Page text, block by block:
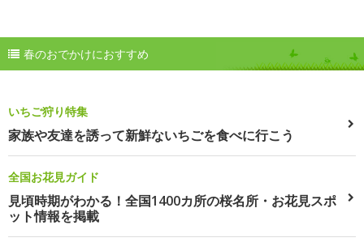
春のおでかけにおすすめ
いちご狩り特集
家族や友達を誘って新鮮ないちごを食べに行こう
全国お花見ガイド
見頃時期がわかる！全国1400カ所の桜名所・お花見スポ
ット情報を掲載